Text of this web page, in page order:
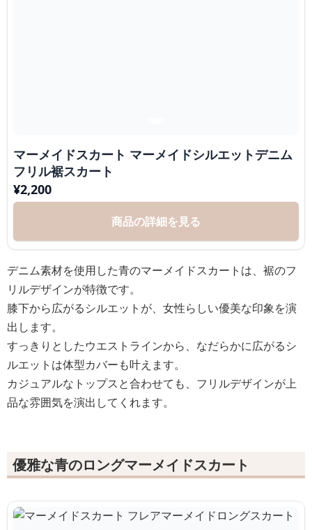
マーメイドスカート マーメイドシルエットデニム
フリル裾スカート
¥2,200
商品の詳細を見る
デニム素材を使用した青のマーメイドスカートは、裾のフ
リルデザインが特徴です。
膝下から広がるシルエットが、女性らしい優美な印象を演
出します。
すっきりとしたウエストラインから、なだらかに広がるシ
ルエットは体型カバーも叶えます。
カジュアルなトップスと合わせても、フリルデザインが上
品な雰囲気を演出してくれます。
優雅な青のロングマーメイドスカート